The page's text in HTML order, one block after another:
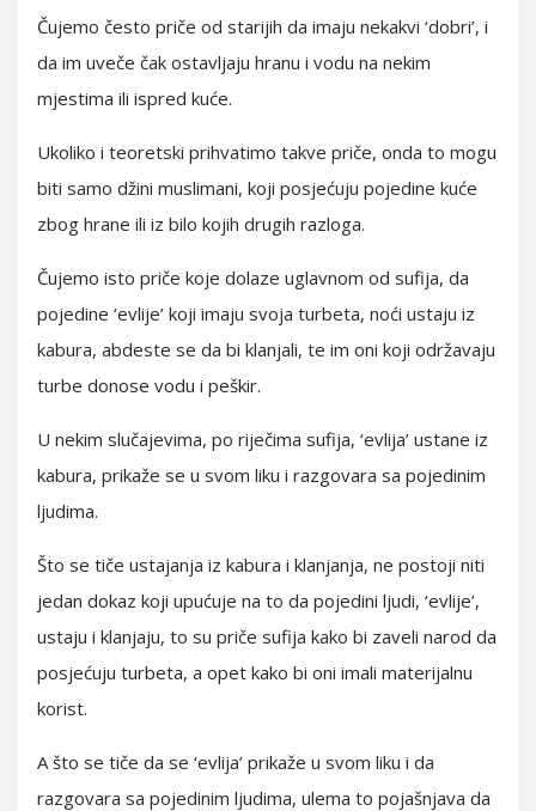
Čujemo često priče od starijih da imaju nekakvi ‘dobri’, i
da im uveče čak ostavljaju hranu i vodu na nekim
mjestima ili ispred kuće.
Ukoliko i teoretski prihvatimo takve priče, onda to mogu
biti samo džini muslimani, koji posjećuju pojedine kuće
zbog hrane ili iz bilo kojih drugih razloga.
Čujemo isto priče koje dolaze uglavnom od sufija, da
pojedine ‘evlije’ koji imaju svoja turbeta, noći ustaju iz
kabura, abdeste se da bi klanjali, te im oni koji održavaju
turbe donose vodu i peškir.
U nekim slučajevima, po riječima sufija, ‘evlija’ ustane iz
kabura, prikaže se u svom liku i razgovara sa pojedinim
ljudima.
Što se tiče ustajanja iz kabura i klanjanja, ne postoji niti
jedan dokaz koji upućuje na to da pojedini ljudi, ‘evlije’,
ustaju i klanjaju, to su priče sufija kako bi zaveli narod da
posjećuju turbeta, a opet kako bi oni imali materijalnu
korist.
A što se tiče da se ‘evlija’ prikaže u svom liku i da
razgovara sa pojedinim ljudima, ulema to pojašnjava da